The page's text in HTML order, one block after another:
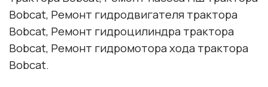
Bobcat, Ремонт гидродвигателя трактора
Bobcat, Ремонт гидроцилиндра трактора
Bobcat, Ремонт гидромотора хода трактора
Bobcat.